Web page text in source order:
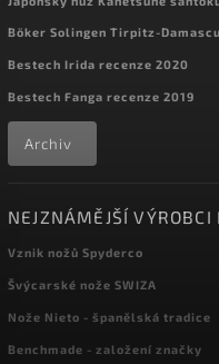
Böker Solingen Tirpitz-
Bestech Irida recenze 2020
Bestech Fanga recenze 2019
Archiv
NEJZNÁMĚJŠÍ VÝROBCI
Vznik nožů Spyderco
Švýcarské nože SWIZA
Nože Nieto - španělská tradice
Benchmade - založení značky